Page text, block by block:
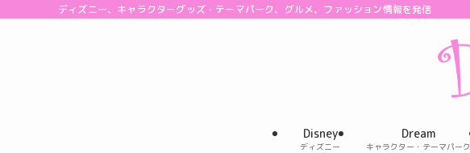
ディズニー、キャラクターグッズ・テーマパーク、グルメ、ファッション情報を発信
Disney
ディズニー
Dream
キャラクター・テーマパーク